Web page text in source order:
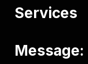
Services
Message: